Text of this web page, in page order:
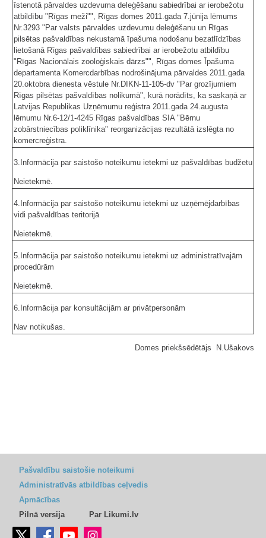
īstenotā pārvaldes uzdevuma deleģēšanu sabiedrībai ar ierobežotu
atbildību "Rīgas meži"", Rīgas domes 2011.gada 7.jūnija lēmums
Nr.3293 "Par valsts pārvaldes uzdevumu deleģēšanu un Rīgas
pilsētas pašvaldības nekustamā īpašuma nodošanu bezatlīdzības
lietošanā Rīgas pašvaldības sabiedrībai ar ierobežotu atbildību
"Rīgas Nacionālais zooloģiskais dārzs"", Rīgas domes Īpašuma
departamenta Komercdarbības nodrošinājuma pārvaldes 2011.gada
20.oktobra dienesta vēstule Nr.DIKN-11-105-dv "Par grozījumiem
Rīgas pilsētas pašvaldības nolikumā", kurā norādīts, ka saskaņā ar
Latvijas Republikas Uzņēmumu reģistra 2011.gada 24.augusta
lēmumu Nr.6-12/1-4245 Rīgas pašvaldības SIA "Bērnu
zobārstniecības poliklīnika" reorganizācijas rezultātā izslēgta no
komercreģistra.
3.Informācija par saistošo noteikumu ietekmi uz pašvaldības budžetu
Neietekmē.
4.Informācija par saistošo noteikumu ietekmi uz uzņēmējdarbības
vidi pašvaldības teritorijā
Neietekmē.
5.Informācija par saistošo noteikumu ietekmi uz administratīvajām
procedūrām
Neietekmē.
6.Informācija par konsultācijām ar privātpersonām
Nav notikušas.
Domes priekšsēdētājs N.Ušakovs
Pašvaldību saistošie noteikumi
Administratīvās atbildības ceļvedis
Apmācības
Pilnā versija
Par Likumi.lv